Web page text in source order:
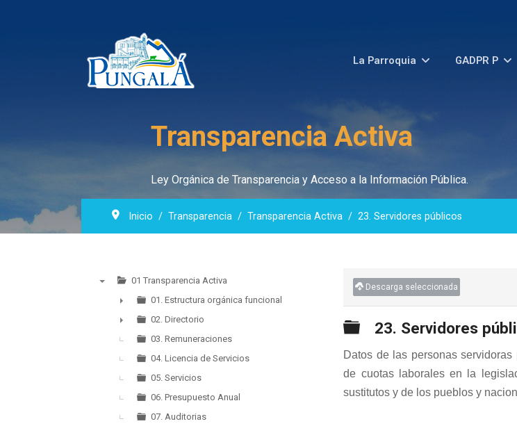
La Parroquia GADPR P
Transparencia Activa
Ley Orgánica de Transparencia y Acceso a la Información Pública.
Inicio Transparencia Transparencia Activa 23. Servidores públicos
01 Transparencia Activa
►
01. Estructura orgánica funcional
►
02. Directorio
03. Remuneraciones
04. Licencia de Servicios
05. Servicios
06. Presupuesto Anual
07. Auditorias
Descarga seleccionada
Carpeta
23. Servidores
Datos de las personas
de cuotas laborales en la
sustitutos y de los pueblos y